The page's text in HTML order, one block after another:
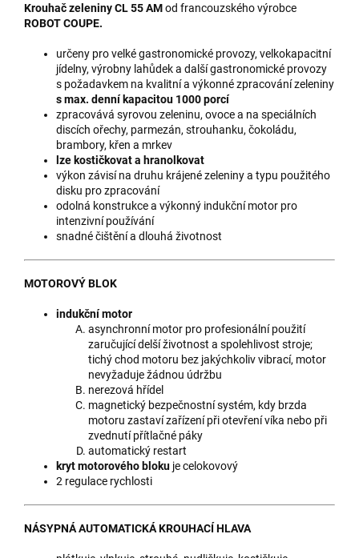
Krouhač zeleniny CL 55 AMod francouzského výrobce
ROBOT COUPE.
určeny pro velké gastronomické provozy, velkokapacitní
jídelny, výrobny lahůdek a další gastronomické provozy
s požadavkem na kvalitní a výkonné zpracování zeleniny
s max. denní kapacitou 1000 porcí
zpracovává syrovou zeleninu, ovoce a na speciálních
discích ořechy, parmezán, strouhanku, čokoládu,
brambory, křen a mrkev
lze kostičkovat a hranolkovat
výkon závisí na druhu krájené zeleniny a typu použitého
disku pro zpracování
odolná konstrukce a výkonný indukční motor pro
intenzivní používání
snadné čištění a dlouhá životnost
MOTOROVÝ BLOK
indukční motor
asynchronní motor pro profesionální použití
zaručující delší životnost a spolehlivost stroje;
tichý chod motoru bez jakýchkoliv vibrací, motor
nevyžaduje žádnou údržbu
nerezová hřídel
magnetický bezpečnostní systém, kdy brzda
motoru zastaví zařízení při otevření víka nebo při
zvednutí přítlačné páky
automatický restart
kryt motorového bloku je celokovový
2 regulace rychlosti
NÁSYPNÁ AUTOMATICKÁ KROUHACÍ HLAVA